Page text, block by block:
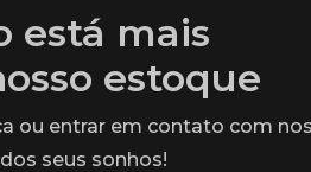
está mais
estoque
ou entrar em contato com
seus sonhos!